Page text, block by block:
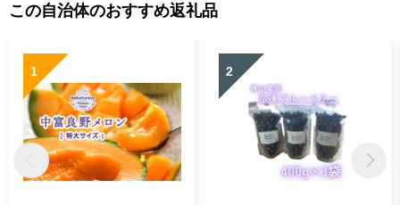
この自治体のおすすめ返礼品
1 2